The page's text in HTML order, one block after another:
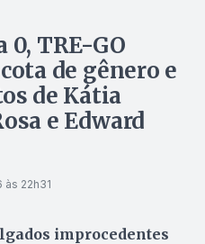
0, TRE-GO
de gênero e
de Kátia
e Edward
às 22h31
improcedentes